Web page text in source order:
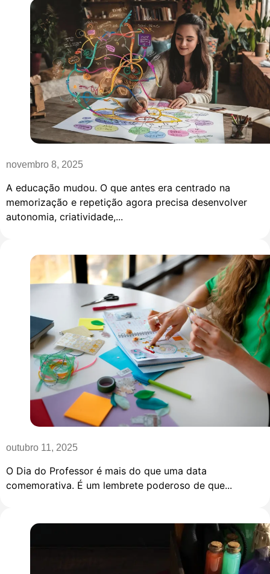
novembro 8, 2025
A educação mudou. O que antes era centrado na
memorização e repetição agora precisa desenvolver
autonomia, criatividade,...
outubro 11, 2025
O Dia do Professor é mais do que uma data
comemorativa. É um lembrete poderoso de que...